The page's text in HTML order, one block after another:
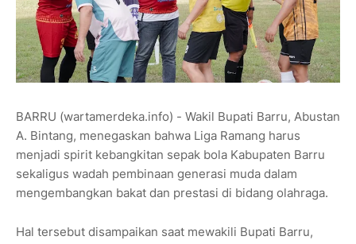
BARRU (wartamerdeka.info) - Wakil Bupati Barru, Abustan
A. Bintang, menegaskan bahwa Liga Ramang harus
menjadi spirit kebangkitan sepak bola Kabupaten Barru
sekaligus wadah pembinaan generasi muda dalam
mengembangkan bakat dan prestasi di bidang olahraga.
Hal tersebut disampaikan saat mewakili Bupati Barru,